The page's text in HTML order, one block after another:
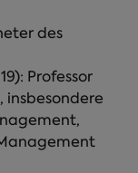
des
Professor